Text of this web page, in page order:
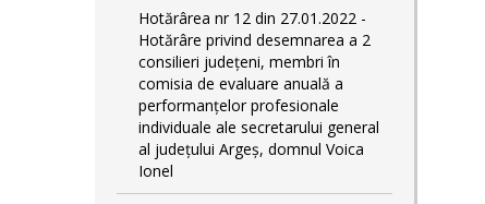
Hotărârea nr 12 din 27.01.2022 -
Hotărâre privind desemnarea a 2
consilieri județeni, membri în
comisia de evaluare anuală a
performanțelor profesionale
individuale ale secretarului general
al județului Argeș, domnul Voica
Ionel